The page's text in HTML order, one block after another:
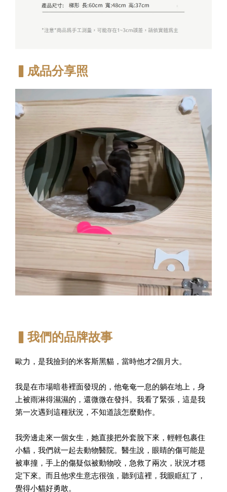
▍成品分享照
▍我們的品牌故事
歐力，是我撿到的米客斯黑貓，當時他才2個月大。
我是在市場暗巷裡面發現的，他奄奄一息的躺在地上，身
上被雨淋得濕濕的，還微微在發抖。我看了緊張，這是我
第一次遇到這種狀況，不知道該怎麼動作。
我旁邊走來一個女生，她直接把外套脫下來，輕輕包裹住
小貓，我們就一起去動物醫院。醫生說，眼睛的傷可能是
被車撞，手上的傷疑似被動物咬，急救了兩次，狀況才穩
定下來。而且他求生意志很強，聽到這裡，我眼眶紅了，
覺得小貓好勇敢。